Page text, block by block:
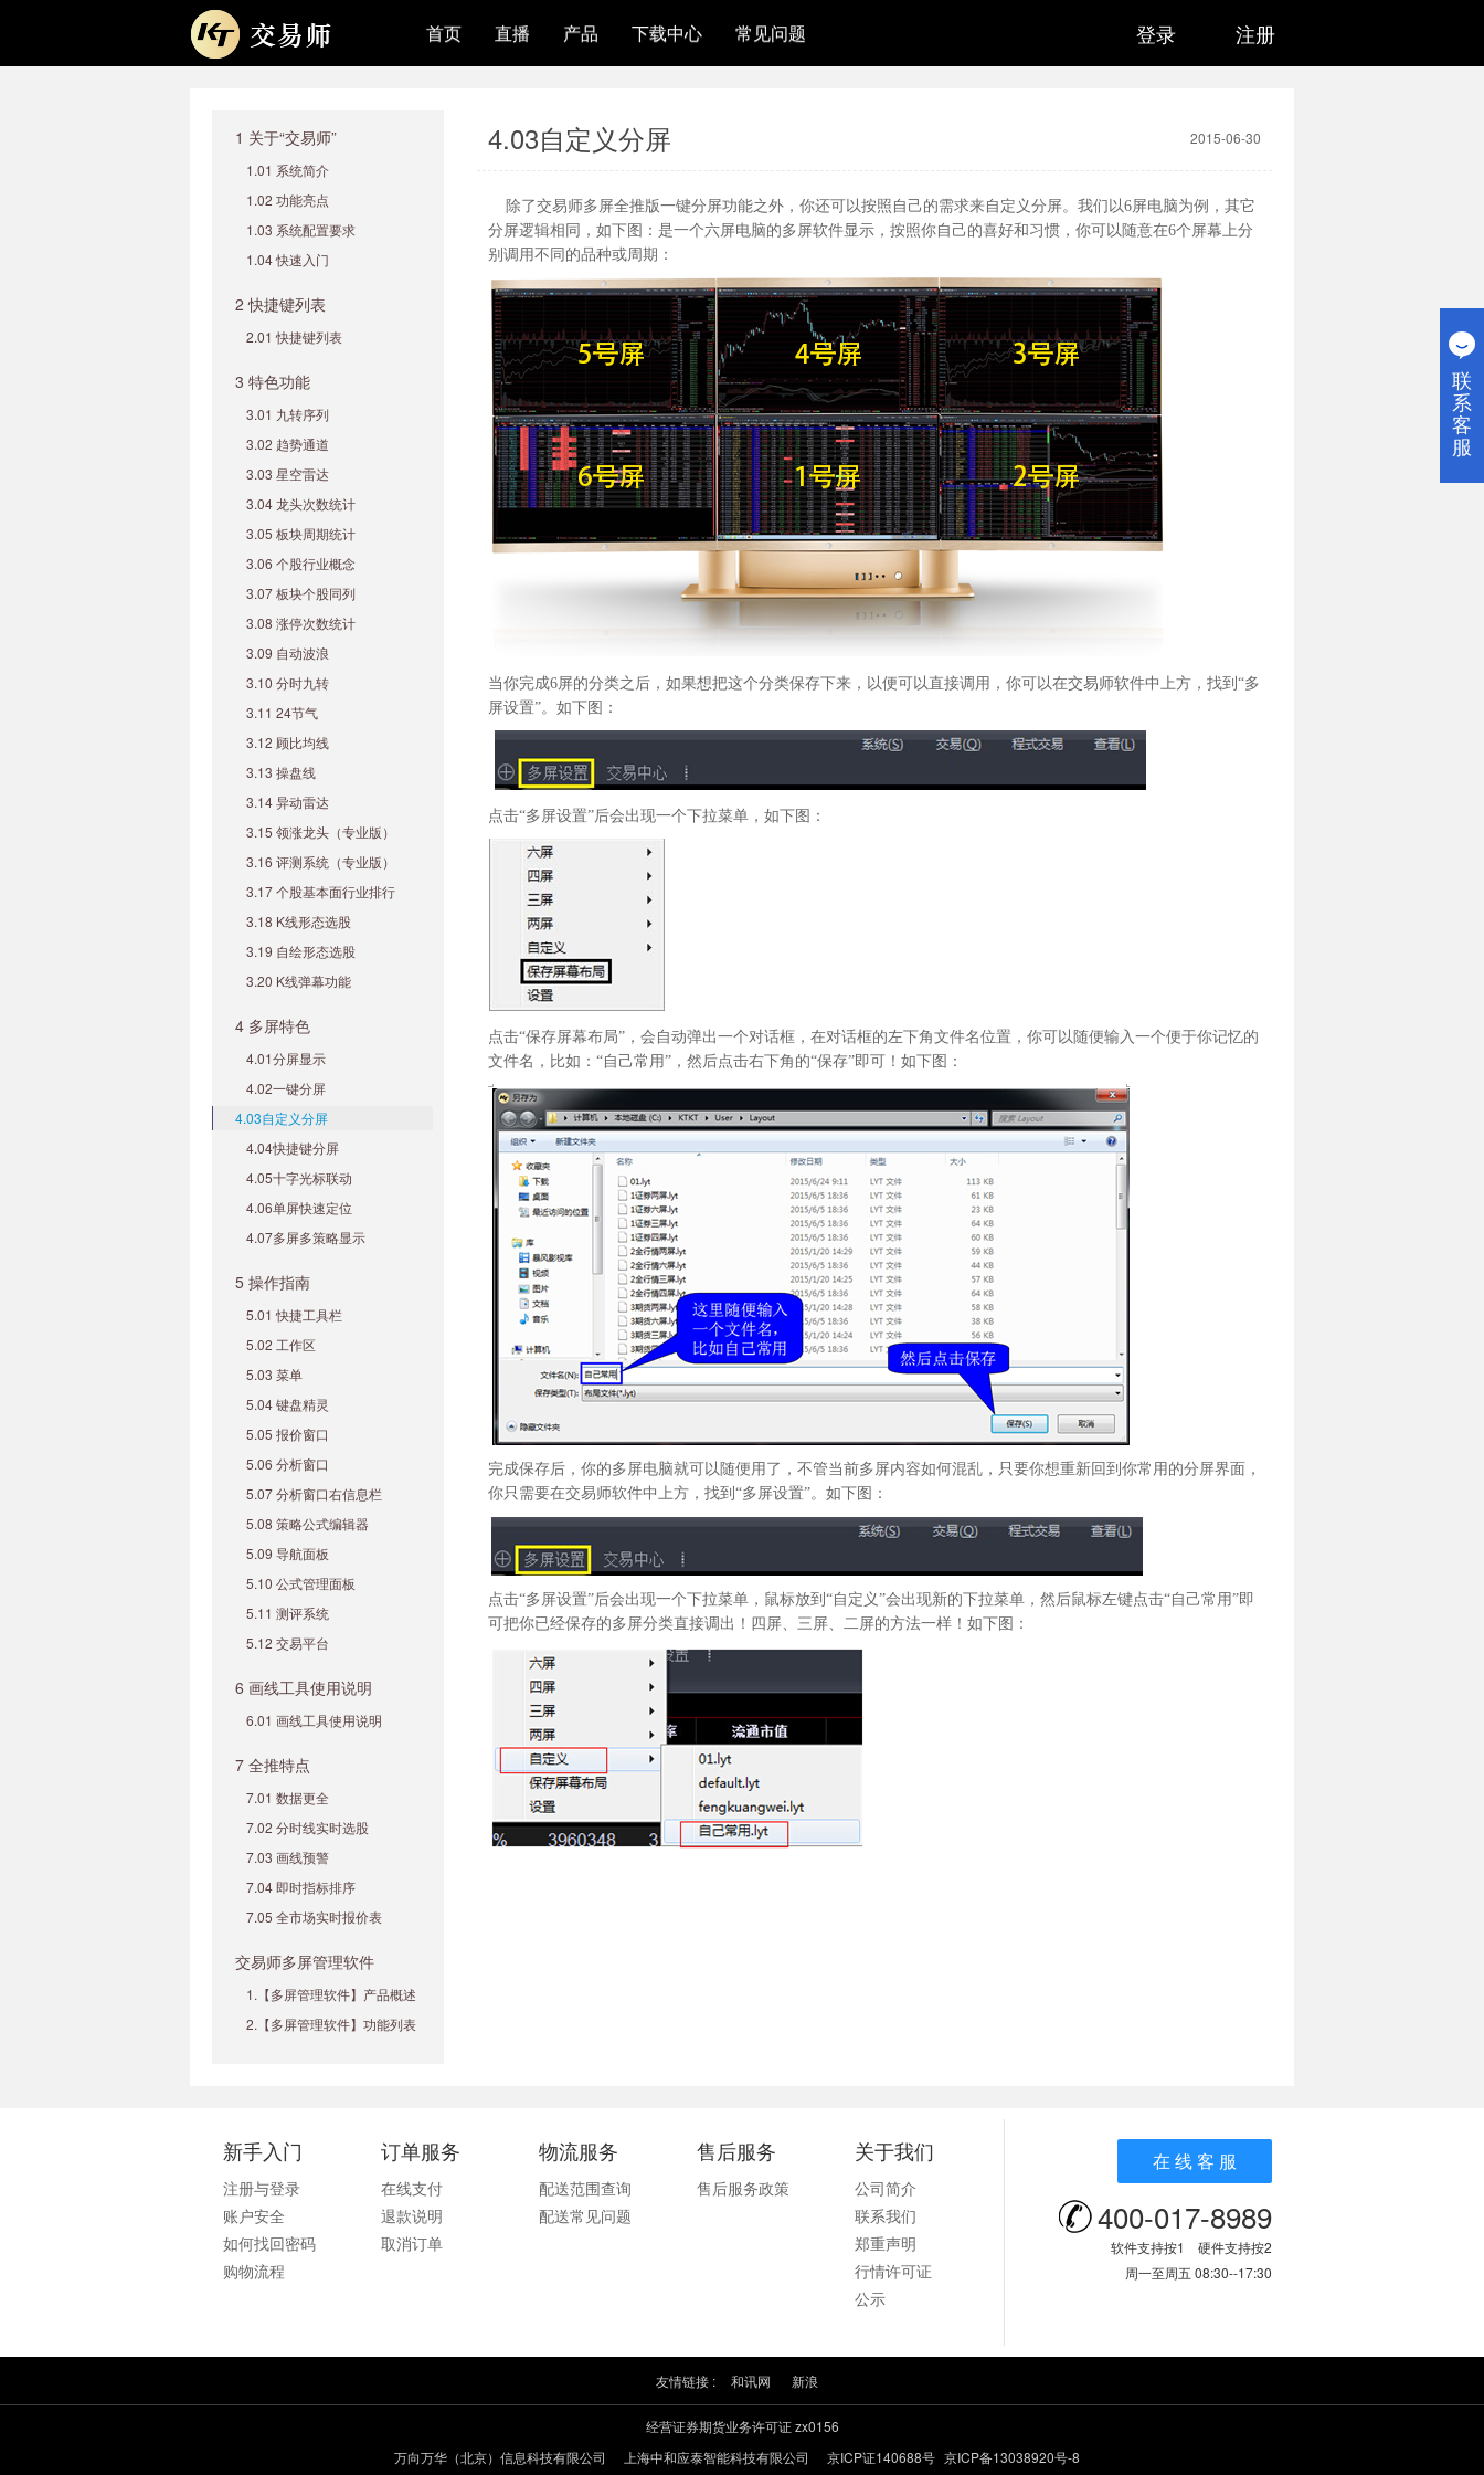
首页 直播 产品 下载中心 常见问题 登录 注册
1 关于“交易师”
1.01 系统简介
1.02 功能亮点
1.03 系统配置要求
1.04 快速入门
2 快捷键列表
2.01 快捷键列表
3 特色功能
3.01 九转序列
3.02 趋势通道
3.03 星空雷达
3.04 龙头次数统计
3.05 板块周期统计
3.06 个股行业概念
3.07 板块个股同列
3.08 涨停次数统计
3.09 自动波浪
3.10 分时九转
3.11 24节气
3.12 顾比均线
3.13 操盘线
3.14 异动雷达
3.15 领涨龙头（专业版）
3.16 评测系统（专业版）
3.17 个股基本面行业排行
3.18 K线形态选股
3.19 自绘形态选股
3.20 K线弹幕功能
4 多屏特色
4.01分屏显示
4.02一键分屏
4.03自定义分屏
4.04快捷键分屏
4.05十字光标联动
4.06单屏快速定位
4.07多屏多策略显示
5 操作指南
5.01 快捷工具栏
5.02 工作区
5.03 菜单
5.04 键盘精灵
5.05 报价窗口
5.06 分析窗口
5.07 分析窗口右信息栏
5.08 策略公式编辑器
5.09 导航面板
5.10 公式管理面板
5.11 测评系统
5.12 交易平台
6 画线工具使用说明
6.01 画线工具使用说明
7 全推特点
7.01 数据更全
7.02 分时线实时选股
7.03 画线预警
7.04 即时指标排序
7.05 全市场实时报价表
交易师多屏管理软件
1.【多屏管理软件】产品概述
2.【多屏管理软件】功能列表
4.03自定义分屏 2015-06-30
除了交易师多屏全推版一键分屏功能之外，你还可以按照自己的需求来自定义分屏。我们以6屏电脑为例，其它
分屏逻辑相同，如下图：是一个六屏电脑的多屏软件显示，按照你自己的喜好和习惯，你可以随意在6个屏幕上分
别调用不同的品种或周期：
当你完成6屏的分类之后，如果想把这个分类保存下来，以便可以直接调用，你可以在交易师软件中上方，找到“多
屏设置”。如下图：
点击“多屏设置”后会出现一个下拉菜单，如下图：
点击“保存屏幕布局”，会自动弹出一个对话框，在对话框的左下角文件名位置，你可以随便输入一个便于你记忆的
文件名，比如：“自己常用”，然后点击右下角的“保存”即可！如下图：
完成保存后，你的多屏电脑就可以随便用了，不管当前多屏内容如何混乱，只要你想重新回到你常用的分屏界面，
你只需要在交易师软件中上方，找到“多屏设置”。如下图：
点击“多屏设置”后会出现一个下拉菜单，鼠标放到“自定义”会出现新的下拉菜单，然后鼠标左键点击“自己常用”即
可把你已经保存的多屏分类直接调出！四屏、三屏、二屏的方法一样！如下图：
新手入门
注册与登录
账户安全
如何找回密码
购物流程
订单服务
在线支付
退款说明
取消订单
物流服务
配送范围查询
配送常见问题
售后服务
售后服务政策
关于我们
公司简介
联系我们
郑重声明
行情许可证
公示
在 线 客 服
400-017-8989
软件支持按1 硬件支持按2
周一至周五 08:30--17:30
友情链接 : 和讯网 新浪
经营证券期货业务许可证 zx0156
万向万华（北京）信息科技有限公司
上海中和应泰智能科技有限公司 京ICP证140688号 京ICP备13038920号-8
联
系
客
服